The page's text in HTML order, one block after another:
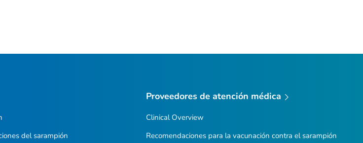
del sarampión
Proveedores de atención médica
Clinical Overview
Recomendaciones para la vacunación contra el sarampión